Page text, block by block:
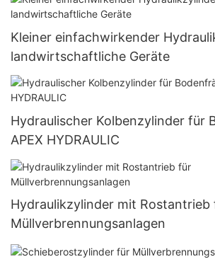
Kleiner einfachwirkender
landwirtschaftliche Geräte
Hydraulischer Kolbenzylinder für
APEX HYDRAULIC
Hydraulikzylinder mit Rostantrieb
Müllverbrennungsanlagen